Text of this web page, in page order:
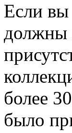
Если вы
должны
более
было